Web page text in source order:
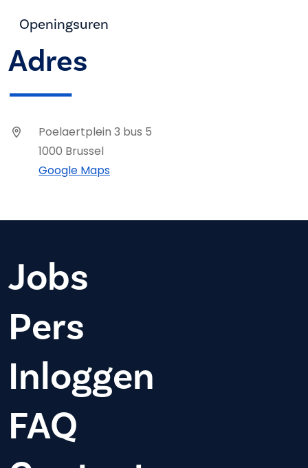
Openingsuren
Adres
Poelaertplein 3 bus 5
1000 Brussel
Google Maps
Jobs
Pers
Inloggen
FAQ